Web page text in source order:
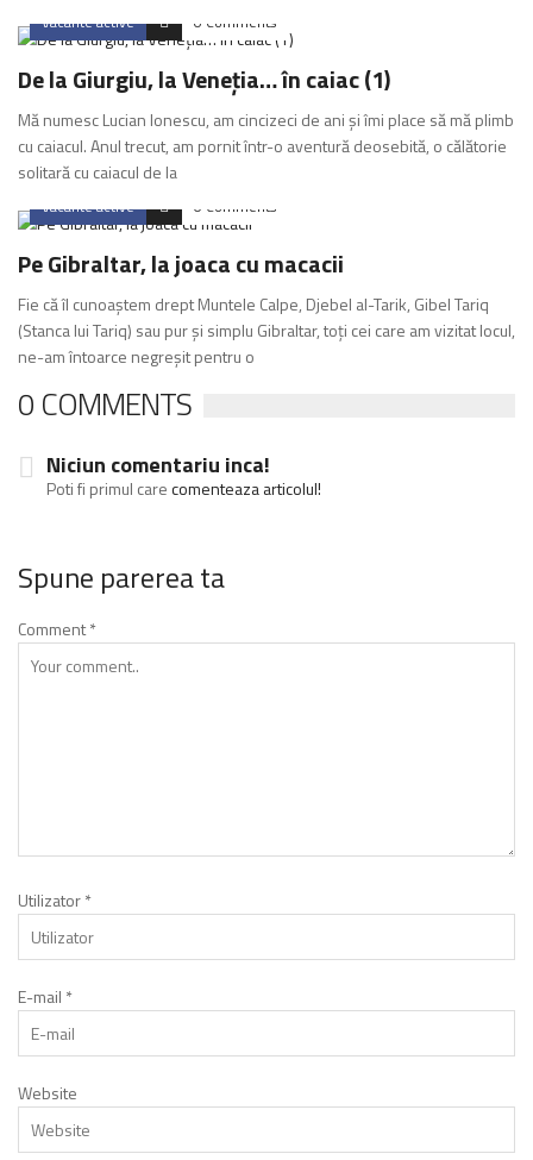
Vacante active 0 Comments
De la Giurgiu, la Veneția… în caiac (1)
Mă numesc Lucian Ionescu, am cincizeci de ani și îmi place să mă plimb
cu caiacul. Anul trecut, am pornit într-o aventură deosebită, o călătorie
solitară cu caiacul de la
Vacante active 0 Comments
Pe Gibraltar, la joaca cu macacii
Fie că îl cunoaştem drept Muntele Calpe, Djebel al-Tarik, Gibel Tariq
(Stanca lui Tariq) sau pur şi simplu Gibraltar, toţi cei care am vizitat locul,
ne-am întoarce negreşit pentru o
0 COMMENTS
Niciun comentariu inca!
Poti fi primul carecomenteaza articolul!
Spune parerea ta
Comment*
Utilizator*
E-mail *
Website